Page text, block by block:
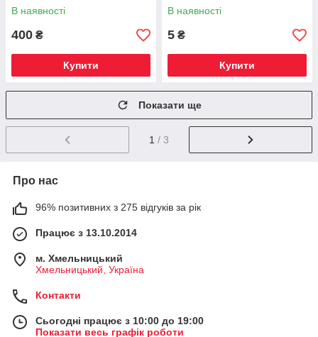
В наявності
400 ₴
Купити
В наявності
5 ₴
Купити
Показати ще
1 / 3
Про нас
96% позитивних з 275 відгуків за рік
Працює з 13.10.2014
м. Хмельницький
Хмельницький, Україна
Контакти
Сьогодні працює з 10:00 до 19:00
Показати весь графік роботи